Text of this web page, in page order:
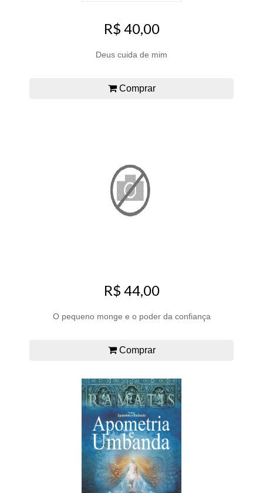
R$ 40,00
Deus cuida de mim
Comprar
R$ 44,00
O pequeno monge e o poder da confiança
Comprar